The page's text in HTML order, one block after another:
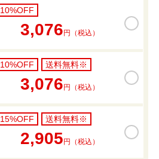
10%OFF
3,076 円（税込）
10%OFF 送料無料※
3,076 円（税込）
15%OFF 送料無料※
2,905 円（税込）